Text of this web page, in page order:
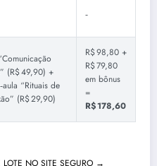
‑
(R$ 49,90) +
“Rituais de
(R$ 29,90)
R$ 98,80 +
R$ 79,80
em bônus
=
R$ 178,60
NO SITE SEGURO →